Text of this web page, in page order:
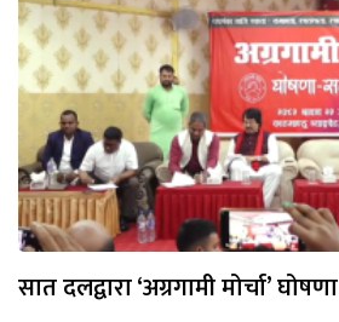
सात दलद्वारा ‘अग्रगामी मोर्चा’ घोषणा